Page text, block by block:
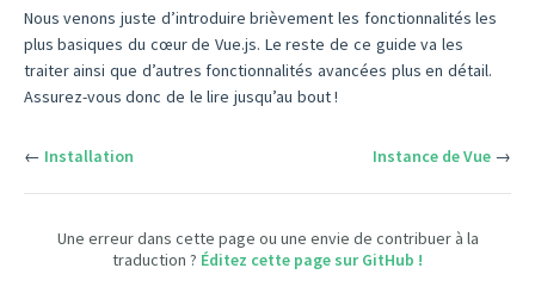
Nous venons juste d’introduire brièvement les fonctionnalités les
plus basiques du cœur de Vue.js. Le reste de ce guide va les
traiter ainsi que d’autres fonctionnalités avancées plus en détail.
Assurez-vous donc de le lire jusqu’au bout !
← Installation Instance de Vue →
Une erreur dans cette page ou une envie de contribuer à la
traduction ? Éditez cette page sur GitHub !